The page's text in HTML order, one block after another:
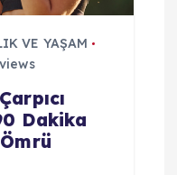
VE YAŞAM
Dakika